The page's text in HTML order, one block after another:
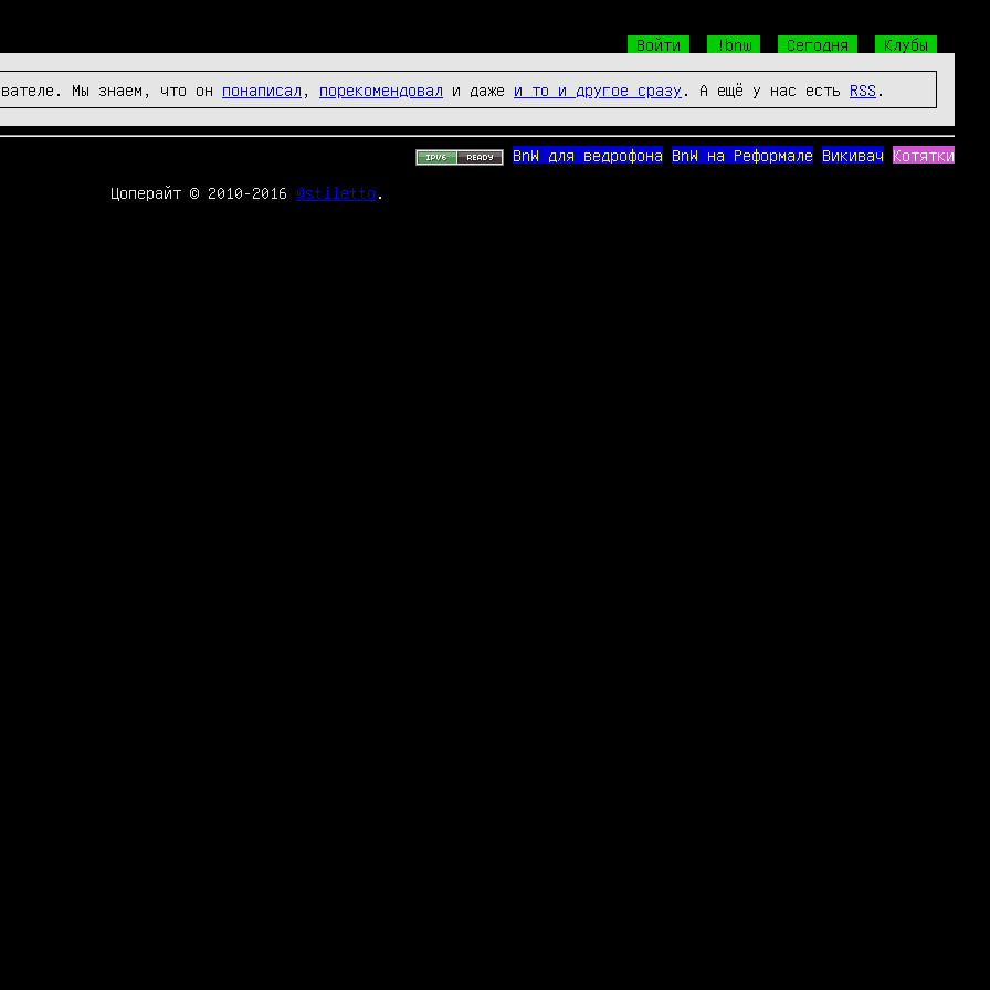
Войти !bnw Сегодня Клубы
Мы знаем, что он понаписал порекомендовал и даже и то и другое сразу . А ещё у нас есть RSS
BnW для ведрофона BnW на Реформале Викивач Котятки
Цоперайт © 2010-2016 @stiletto